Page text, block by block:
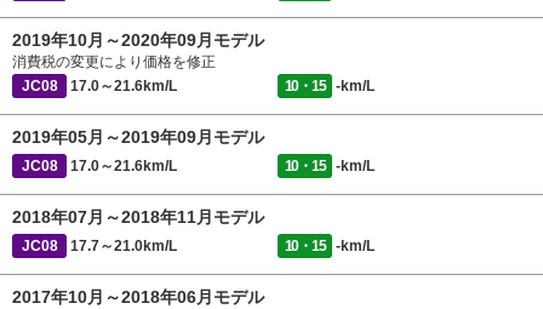
2019年10月～2020年09月モデル
消費税の変更により価格を修正
JC08
17.0～21.6km/L 10・15 -km/L
2019年05月～2019年09月モデル
JC08 17.0～21.6km/L 10・15 -km/L
2018年07月～2018年11月モデル
JC08 17.7～21.0km/L 10・15 -km/L
2017年10月～2018年06月モデル